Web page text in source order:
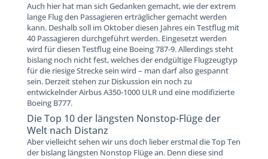
Auch hier hat man sich Gedanken gemacht, wie der extrem
lange Flug den Passagieren erträglicher gemacht werden
kann. Deshalb soll im Oktober diesen Jahres ein Testflug mit
40 Passagieren durchgeführt werden. Eingesetzt werden
wird für diesen Testflug eine Boeing 787-9. Allerdings steht
bislang noch nicht fest, welches der endgültige Flugzeugtyp
für die riesige Strecke sein wird – man darf also gespannt
sein. Derzeit stehen zur Diskussion ein noch zu
entwickelnder Airbus A350-1000 ULR und eine modifizierte
Boeing B777.
Die Top 10 der längsten Nonstop-Flüge der
Welt nach Distanz
Aber vielleicht sehen wir uns doch lieber erstmal die Top Ten
der bislang längsten Nonstop Flüge an. Denn diese sind